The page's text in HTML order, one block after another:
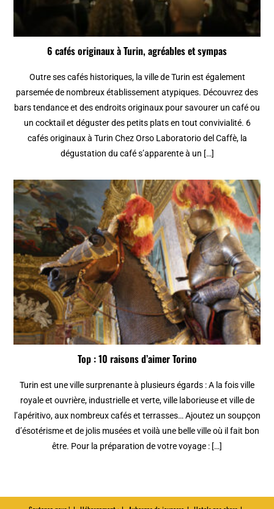
6 cafés originaux à Turin, agréables et sympas
Outre ses cafés historiques, la ville de Turin est également
parsemée de nombreux établissement atypiques. Découvrez des
bars tendance et des endroits originaux pour savourer un café ou
un cocktail et déguster des petits plats en tout convivialité. 6
cafés originaux à Turin Chez Orso Laboratorio del Caffè, la
dégustation du café s’apparente à un […]
Top : 10 raisons d’aimer Torino
Turin est une ville surprenante à plusieurs égards : A la fois ville
royale et ouvrière, industrielle et verte, ville laborieuse et ville de
l’apéritivo, aux nombreux cafés et terrasses… Ajoutez un soupçon
d’ésotérisme et de jolis musées et voilà une belle ville où il fait bon
être. Pour la préparation de votre voyage : […]